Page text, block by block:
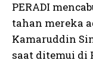
PERADI
tahan mereka
Kamaruddin
saat ditemui di